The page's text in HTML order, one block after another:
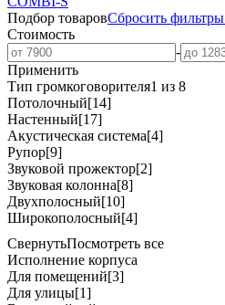
Подбор товаровСбросить фильтры
Стоимость
-
Применить
Тип громкоговорителя1 из 8
Потолочный[14]
Настенный[17]
Акустическая система[4]
Рупор[9]
Звуковой прожектор[2]
Звуковая колонна[8]
Двухполосный[10]
Широкополосный[4]
СвернутьПосмотреть все
Исполнение корпуса
Для помещений[3]
Для улицы[1]